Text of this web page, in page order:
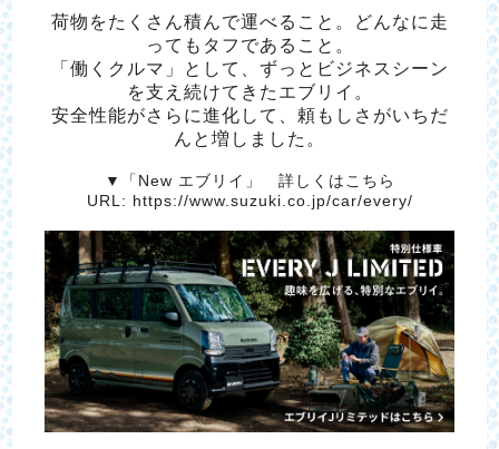
荷物をたくさん積んで運べること。どんなに走
ってもタフであること。
「働くクルマ」として、ずっとビジネスシーン
を支え続けてきたエブリイ。
安全性能がさらに進化して、頼もしさがいちだ
んと増しました。
▼「New エブリイ」 詳しくはこちら
URL: https://www.suzuki.co.jp/car/every/